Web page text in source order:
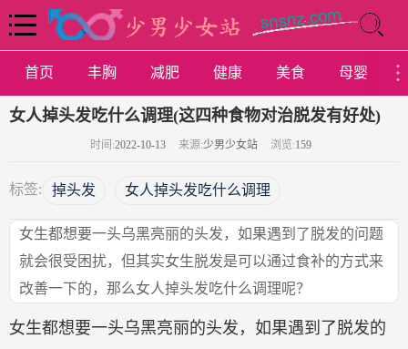
首页 丰胸 减肥 健康 美食 母婴
女人掉头发吃什么调理(这四种食物对治脱发有好处)
时间:2022-10-13 来源:少男少女站 浏览:159
标签: 掉头发 女人掉头发吃什么调理
女生都想要一头乌黑亮丽的头发，如果遇到了脱发的问题
就会很受困扰，但其实女生脱发是可以通过食补的方式来
改善一下的，那么女人掉头发吃什么调理呢？
女生都想要一头乌黑亮丽的头发，如果遇到了脱发的